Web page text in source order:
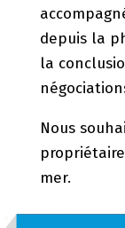
depuis la
la
Nous
mer.